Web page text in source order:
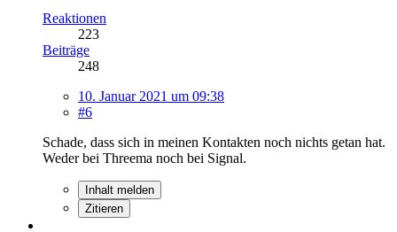
Reaktionen
223
Beiträge
248
10. Januar 2021 um 09:38
#6
Schade, dass sich in meinen Kontakten noch nichts getan hat.
Weder bei Threema noch bei Signal.
Inhalt melden
Zitieren